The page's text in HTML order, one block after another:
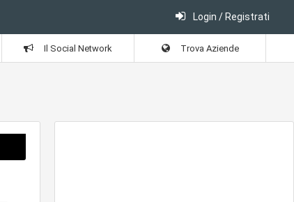
Login / Registrati
Il Social Network Trova Aziende